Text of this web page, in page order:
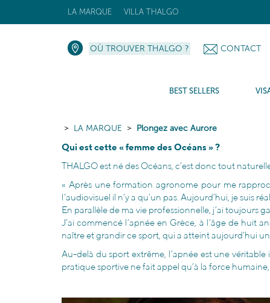
LA MARQUE VILLA THALGO
OÙ TROUVER THALGO ? CONTACT
BEST SELLERS
LA MARQUE
Plongez avec Aurore
Qui est cette « femme des Océans » ?
THALGO est né des Océans, c’est donc tout
« Après une formation agronome pour me
l’audiovisuel il n’y a qu’un pas. Aujourd’hui, je suis
En parallèle de ma vie professionnelle, j’ai toujours
J’ai commencé l’apnée en Grèce, à l’âge de huit
naître et grandir ce sport, qui a atteint aujourd’hui
Au-delà du sport extrême, l’apnée est une
pratique sportive ne fait appel qu’à la force